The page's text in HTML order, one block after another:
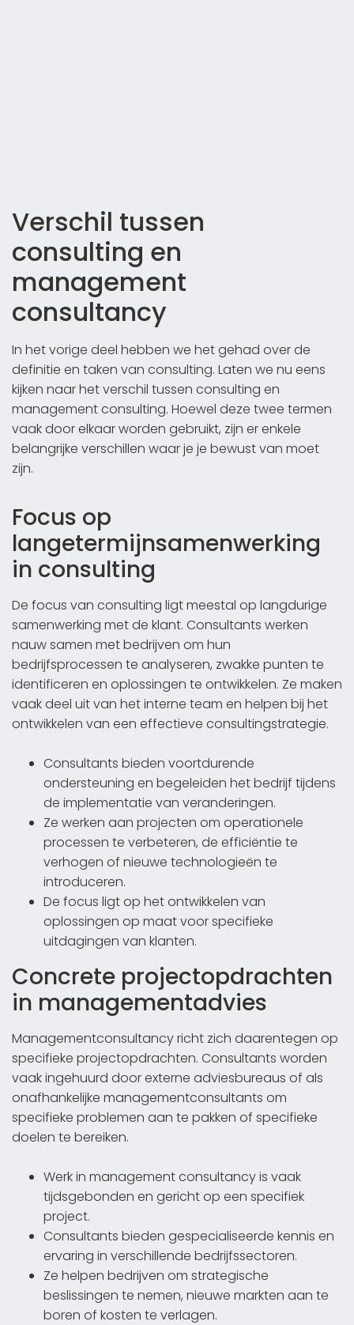
Verschil tussen
consulting en
management
consultancy
In het vorige deel hebben we het gehad over de
definitie en taken van consulting. Laten we nu eens
kijken naar het verschil tussen consulting en
management consulting. Hoewel deze twee termen
vaak door elkaar worden gebruikt, zijn er enkele
belangrijke verschillen waar je je bewust van moet
zijn.
Focus op
langetermijnsamenwerking
in consulting
De focus van consulting ligt meestal op langdurige
samenwerking met de klant. Consultants werken
nauw samen met bedrijven om hun
bedrijfsprocessen te analyseren, zwakke punten te
identificeren en oplossingen te ontwikkelen. Ze maken
vaak deel uit van het interne team en helpen bij het
ontwikkelen van een effectieve consultingstrategie.
Consultants bieden voortdurende
ondersteuning en begeleiden het bedrijf tijdens
de implementatie van veranderingen.
Ze werken aan projecten om operationele
processen te verbeteren, de efficiëntie te
verhogen of nieuwe technologieën te
introduceren.
De focus ligt op het ontwikkelen van
oplossingen op maat voor specifieke
uitdagingen van klanten.
Concrete projectopdrachten
in managementadvies
Managementconsultancy richt zich daarentegen op
specifieke projectopdrachten. Consultants worden
vaak ingehuurd door externe adviesbureaus of als
onafhankelijke managementconsultants om
specifieke problemen aan te pakken of specifieke
doelen te bereiken.
Werk in management consultancy is vaak
tijdsgebonden en gericht op een specifiek
project.
Consultants bieden gespecialiseerde kennis en
ervaring in verschillende bedrijfssectoren.
Ze helpen bedrijven om strategische
beslissingen te nemen, nieuwe markten aan te
boren of kosten te verlagen.